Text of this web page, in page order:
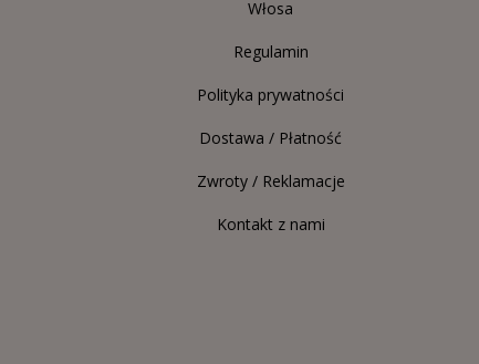
Włosa
Regulamin
Polityka prywatności
Dostawa / Płatność
Zwroty / Reklamacje
Kontakt z nami